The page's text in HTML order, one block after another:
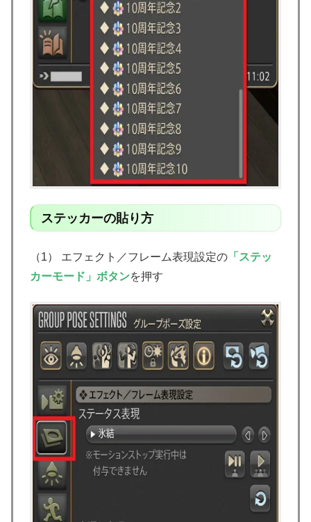
ステッカーの貼り方
（1） エフェクト／フレーム表現設定の 「ステッ
カーモード」ボタンを押す